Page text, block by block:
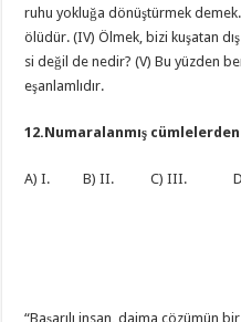
ruhu yokluğa dönüştürmek
ölüdür. (IV) Ölmek, bizi kuşatan
si değil de nedir? (V) Bu yüzden
eşanlamlıdır.
12.Numaralanmış
A) I. B) II. C) III. D)
“Başarılı insan, daima çözümün bir